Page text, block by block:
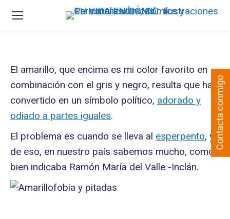
El amarillo, que encima es mi color favorito en
combinación con el gris y negro, resulta que ha
convertido en un símbolo político, adorado y
odiado a partes iguales.
El problema es cuando se lleva al esperpento, y
de eso, en nuestro país sabemos mucho, como
bien indicaba Ramón María del Valle -Inclán.
Contacta conmigo